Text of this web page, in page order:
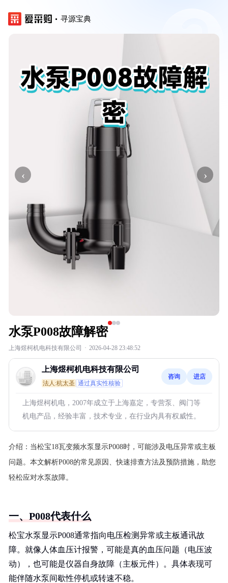
寻源宝典
‹ ›
水泵P008故障解密
上海煜柯机电科技有限公司 · 2026-04-28 23:48:52
上海煜柯机电科技有限公司
法人:杭太圣 通过真实性核验
咨询 进店
上海煜柯机电，2007年成立于上海嘉定，专营泵、阀门等
机电产品，经验丰富，技术专业，在行业内具有权威性。
介绍： 当松宝18瓦变频水泵显示P008时，可能涉及电压异常或主板
问题。本文解析P008的常见原因、快速排查方法及预防措施，助您
轻松应对水泵故障。
一、P008代表什么
松宝水泵显示P008通常指向电压检测异常或主板通讯故
障。就像人体血压计报警，可能是真的血压问题（电压波
动），也可能是仪器自身故障（主板元件）。具体表现可
能伴随水泵间歇性停机或转速不稳。